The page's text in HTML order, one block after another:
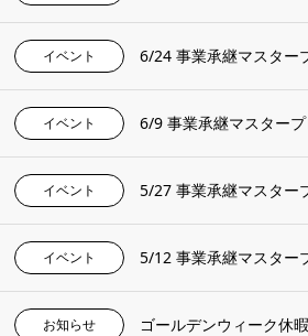
イベント 6/24 事業承継マスター
イベント 6/9 事業承継マスター
イベント 5/27 事業承継マスター
イベント 5/12 事業承継マスター
お知らせ ゴールデンウィーク休